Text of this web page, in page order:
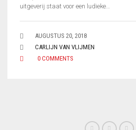
uitgeverij staat voor een ludieke…
AUGUSTUS 20, 2018
CARLIJN VAN VLIJMEN
0 COMMENTS